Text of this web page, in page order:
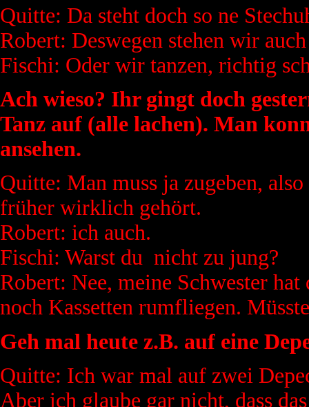
Quitte: Da steht doch so ne
Robert: Deswegen stehen wir
Fischi: Oder wir tanzen, richtig
Ach wieso? Ihr gingt doch
Tanz auf (alle lachen). Man
ansehen.
Quitte: Man muss ja zugeben,
früher wirklich gehört.
Robert: ich auch.
Fischi: Warst du nicht zu jung?
Robert: Nee, meine Schwester
noch Kassetten rumfliegen.
Geh mal heute z.B. auf eine
Quitte: Ich war mal auf zwei
Aber ich glaube gar nicht, dass